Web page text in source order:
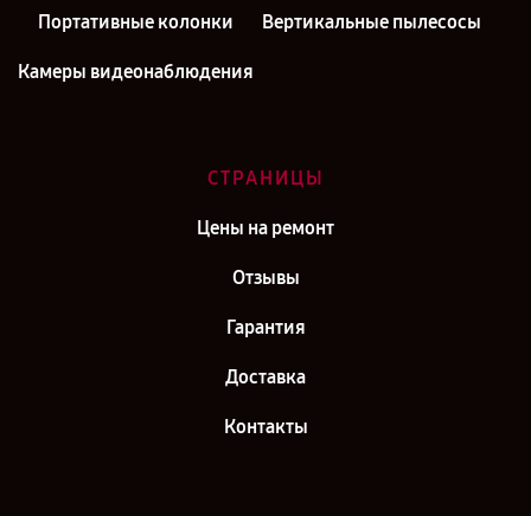
Портативные колонки Вертикальные пылесосы
Камеры видеонаблюдения
СТРАНИЦЫ
Цены на ремонт
Отзывы
Гарантия
Доставка
Контакты